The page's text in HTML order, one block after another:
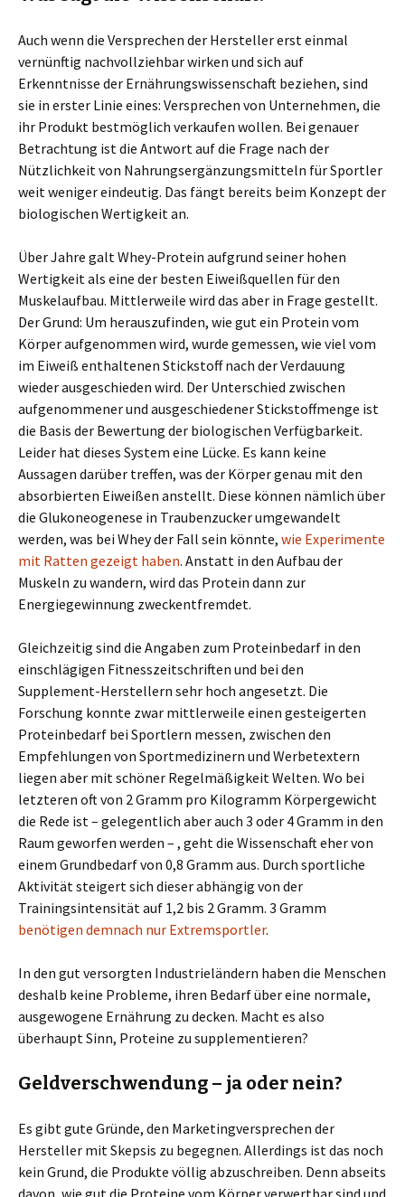
Auch wenn die Versprechen der Hersteller erst einmal
vernünftig nachvollziehbar wirken und sich auf
Erkenntnisse der Ernährungswissenschaft beziehen, sind
sie in erster Linie eines: Versprechen von Unternehmen, die
ihr Produkt bestmöglich verkaufen wollen. Bei genauer
Betrachtung ist die Antwort auf die Frage nach der
Nützlichkeit von Nahrungsergänzungsmitteln für Sportler
weit weniger eindeutig. Das fängt bereits beim Konzept der
biologischen Wertigkeit an.
Über Jahre galt Whey-Protein aufgrund seiner hohen
Wertigkeit als eine der besten Eiweißquellen für den
Muskelaufbau. Mittlerweile wird das aber in Frage gestellt.
Der Grund: Um herauszufinden, wie gut ein Protein vom
Körper aufgenommen wird, wurde gemessen, wie viel vom
im Eiweiß enthaltenen Stickstoff nach der Verdauung
wieder ausgeschieden wird. Der Unterschied zwischen
aufgenommener und ausgeschiedener Stickstoffmenge ist
die Basis der Bewertung der biologischen Verfügbarkeit.
Leider hat dieses System eine Lücke. Es kann keine
Aussagen darüber treffen, was der Körper genau mit den
absorbierten Eiweißen anstellt. Diese können nämlich über
die Glukoneogenese in Traubenzucker umgewandelt
werden, was bei Whey der Fall sein könnte, wie Experimente
mit Ratten gezeigt haben. Anstatt in den Aufbau der
Muskeln zu wandern, wird das Protein dann zur
Energiegewinnung zweckentfremdet.
Gleichzeitig sind die Angaben zum Proteinbedarf in den
einschlägigen Fitnesszeitschriften und bei den
Supplement-Herstellern sehr hoch angesetzt. Die
Forschung konnte zwar mittlerweile einen gesteigerten
Proteinbedarf bei Sportlern messen, zwischen den
Empfehlungen von Sportmedizinern und Werbetextern
liegen aber mit schöner Regelmäßigkeit Welten. Wo bei
letzteren oft von 2 Gramm pro Kilogramm Körpergewicht
die Rede ist – gelegentlich aber auch 3 oder 4 Gramm in den
Raum geworfen werden – , geht die Wissenschaft eher von
einem Grundbedarf von 0,8 Gramm aus. Durch sportliche
Aktivität steigert sich dieser abhängig von der
Trainingsintensität auf 1,2 bis 2 Gramm. 3 Gramm
benötigen demnach nur Extremsportler.
In den gut versorgten Industrieländern haben die Menschen
deshalb keine Probleme, ihren Bedarf über eine normale,
ausgewogene Ernährung zu decken. Macht es also
überhaupt Sinn, Proteine zu supplementieren?
Geldverschwendung – ja oder nein?
Es gibt gute Gründe, den Marketingversprechen der
Hersteller mit Skepsis zu begegnen. Allerdings ist das noch
kein Grund, die Produkte völlig abzuschreiben. Denn abseits
davon, wie gut die Proteine vom Körper verwertbar sind und